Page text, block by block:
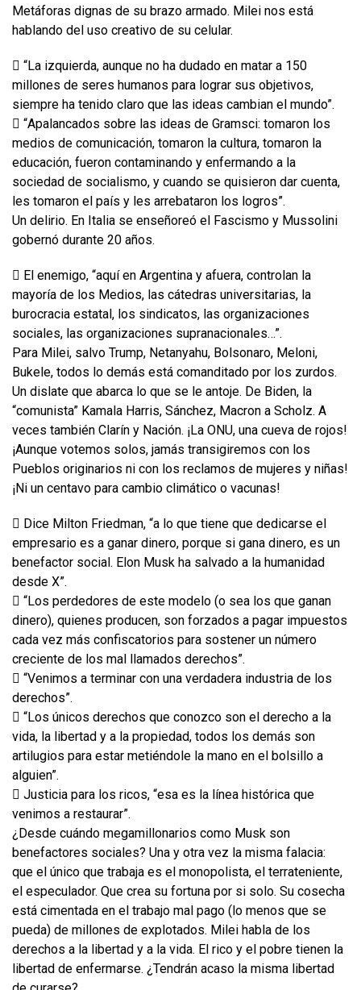
Metáforas dignas de su brazo armado. Milei nos está
hablando del uso creativo de su celular.
 “La izquierda, aunque no ha dudado en matar a 150
millones de seres humanos para lograr sus objetivos,
siempre ha tenido claro que las ideas cambian el mundo”.
 “Apalancados sobre las ideas de Gramsci: tomaron los
medios de comunicación, tomaron la cultura, tomaron la
educación, fueron contaminando y enfermando a la
sociedad de socialismo, y cuando se quisieron dar cuenta,
les tomaron el país y les arrebataron los logros”.
Un delirio. En Italia se enseñoreó el Fascismo y Mussolini
gobernó durante 20 años.
 El enemigo, “aquí en Argentina y afuera, controlan la
mayoría de los Medios, las cátedras universitarias, la
burocracia estatal, los sindicatos, las organizaciones
sociales, las organizaciones supranacionales…”.
Para Milei, salvo Trump, Netanyahu, Bolsonaro, Meloni,
Bukele, todos lo demás está comanditado por los zurdos.
Un dislate que abarca lo que se le antoje. De Biden, la
“comunista” Kamala Harris, Sánchez, Macron a Scholz. A
veces también Clarín y Nación. ¡La ONU, una cueva de rojos!
¡Aunque votemos solos, jamás transigiremos con los
Pueblos originarios ni con los reclamos de mujeres y niñas!
¡Ni un centavo para cambio climático o vacunas!
 Dice Milton Friedman, “a lo que tiene que dedicarse el
empresario es a ganar dinero, porque si gana dinero, es un
benefactor social. Elon Musk ha salvado a la humanidad
desde X”.
 “Los perdedores de este modelo (o sea los que ganan
dinero), quienes producen, son forzados a pagar impuestos
cada vez más confiscatorios para sostener un número
creciente de los mal llamados derechos”.
 “Venimos a terminar con una verdadera industria de los
derechos”.
 “Los únicos derechos que conozco son el derecho a la
vida, la libertad y a la propiedad, todos los demás son
artilugios para estar metiéndole la mano en el bolsillo a
alguien”.
 Justicia para los ricos, “esa es la línea histórica que
venimos a restaurar”.
¿Desde cuándo megamillonarios como Musk son
benefactores sociales? Una y otra vez la misma falacia:
que el único que trabaja es el monopolista, el terrateniente,
el especulador. Que crea su fortuna por si solo. Su cosecha
está cimentada en el trabajo mal pago (lo menos que se
pueda) de millones de explotados. Milei habla de los
derechos a la libertad y a la vida. El rico y el pobre tienen la
libertad de enfermarse. ¿Tendrán acaso la misma libertad